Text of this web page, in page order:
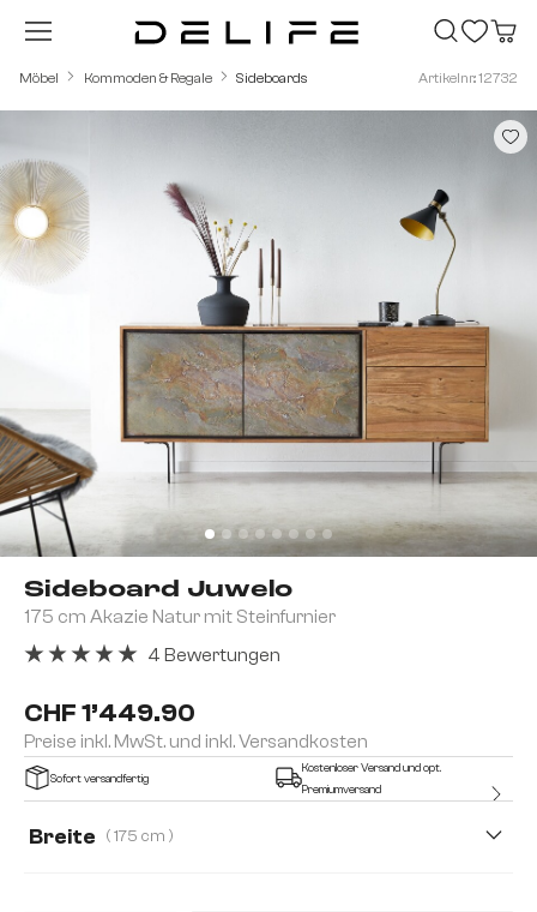
Zum Hauptinhalt springen
Möbel Kommoden & Regale Sideboards Artikelnr.: 12732
Sideboard Juwelo
175 cm Akazie Natur mit Steinfurnier
CHF 1’449.90
Preise inkl. MwSt. und inkl. Versandkosten
4 Bewertungen
Sofort versandfertig
Kostenloser Versand und opt.
Premiumversand
Breite ( 175 cm )